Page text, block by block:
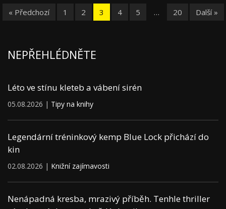
« Předchozí 1 2 3 4 5 … 20 Další »
NEPŘEHLÉDNĚTE
Léto ve stínu kleteb a vábení sirén
05.08.2026 | Tipy na knihy
Legendární tréninkový kemp Blue Lock přichází do
kin
02.08.2026 | Knižní zajímavosti
Nenápadná kresba, mrazivý příběh. Tenhle thriller